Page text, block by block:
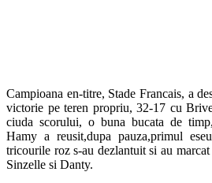
Campioana en-titre, Stade Francais, a
victorie pe teren propriu, 32-17 cu
ciuda scorului, o buna bucata de
Hamy a reusit,dupa pauza,primul
tricourile roz s-au dezlantuit si au
Sinzelle si Danty.